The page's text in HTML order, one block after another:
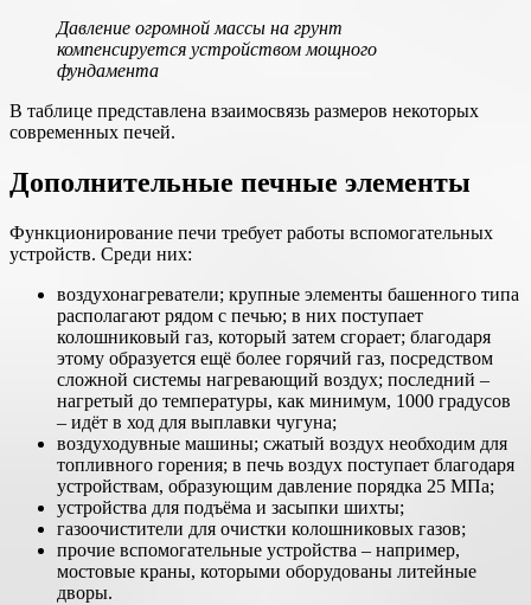
Давление огромной массы на грунт
компенсируется устройством мощного
фундамента
В таблице представлена взаимосвязь размеров некоторых
современных печей.
Дополнительные печные элементы
Функционирование печи требует работы вспомогательных
устройств. Среди них:
воздухонагреватели; крупные элементы башенного типа
располагают рядом с печью; в них поступает
колошниковый газ, который затем сгорает; благодаря
этому образуется ещё более горячий газ, посредством
сложной системы нагревающий воздух; последний –
нагретый до температуры, как минимум, 1000 градусов
– идёт в ход для выплавки чугуна;
воздуходувные машины; сжатый воздух необходим для
топливного горения; в печь воздух поступает благодаря
устройствам, образующим давление порядка 25 МПа;
устройства для подъёма и засыпки шихты;
газоочистители для очистки колошниковых газов;
прочие вспомогательные устройства – например,
мостовые краны, которыми оборудованы литейные
дворы.